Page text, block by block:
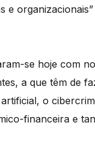
e
se hoje com
a que têm de
o
financeira e